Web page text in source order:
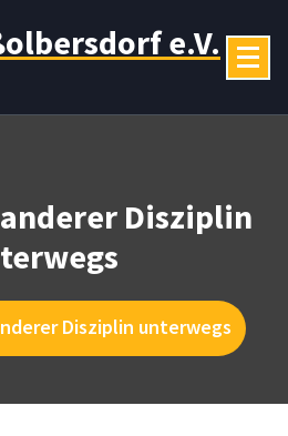
e.V.
Disziplin
Disziplin unterwegs